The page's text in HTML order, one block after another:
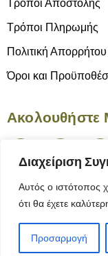
Διαχείριση
Αυτός ο ιστότοπος
ότι θα έχετε
Προσαρμογή
Τρόποι Αποστολής
Τρόποι Πληρωμής
Πολιτική Απορρήτου
Όροι και
Ακολουθήστε
© 2025 Το